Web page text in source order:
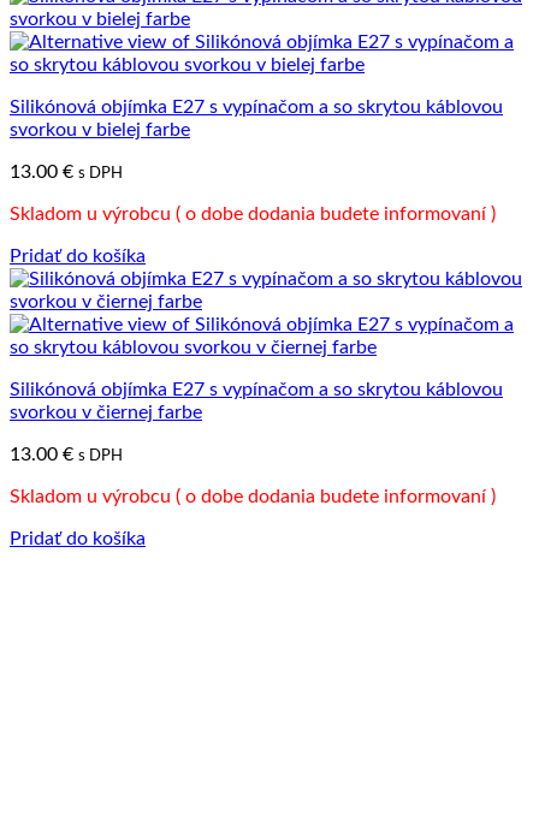
Silikónová objímka E27 s vypínačom a so skrytou káblovou
svorkou v bielej farbe
13.00 € s DPH
Skladom u výrobcu ( o dobe dodania budete informovaní )
Pridať do košíka
Silikónová objímka E27 s vypínačom a so skrytou káblovou
svorkou v čiernej farbe
13.00 € s DPH
Skladom u výrobcu ( o dobe dodania budete informovaní )
Pridať do košíka